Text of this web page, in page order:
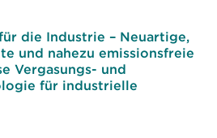
die Industrie – Neuartige,
und nahezu emissionsfreie
Vergasungs- und
für industrielle